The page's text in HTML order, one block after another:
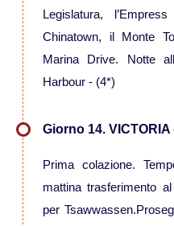
Legislatura,
Chinatown, il Monte
Marina Drive. Notte
Harbour - (4*)
Giorno 14.
Prima colazione.
mattina trasferimento
per